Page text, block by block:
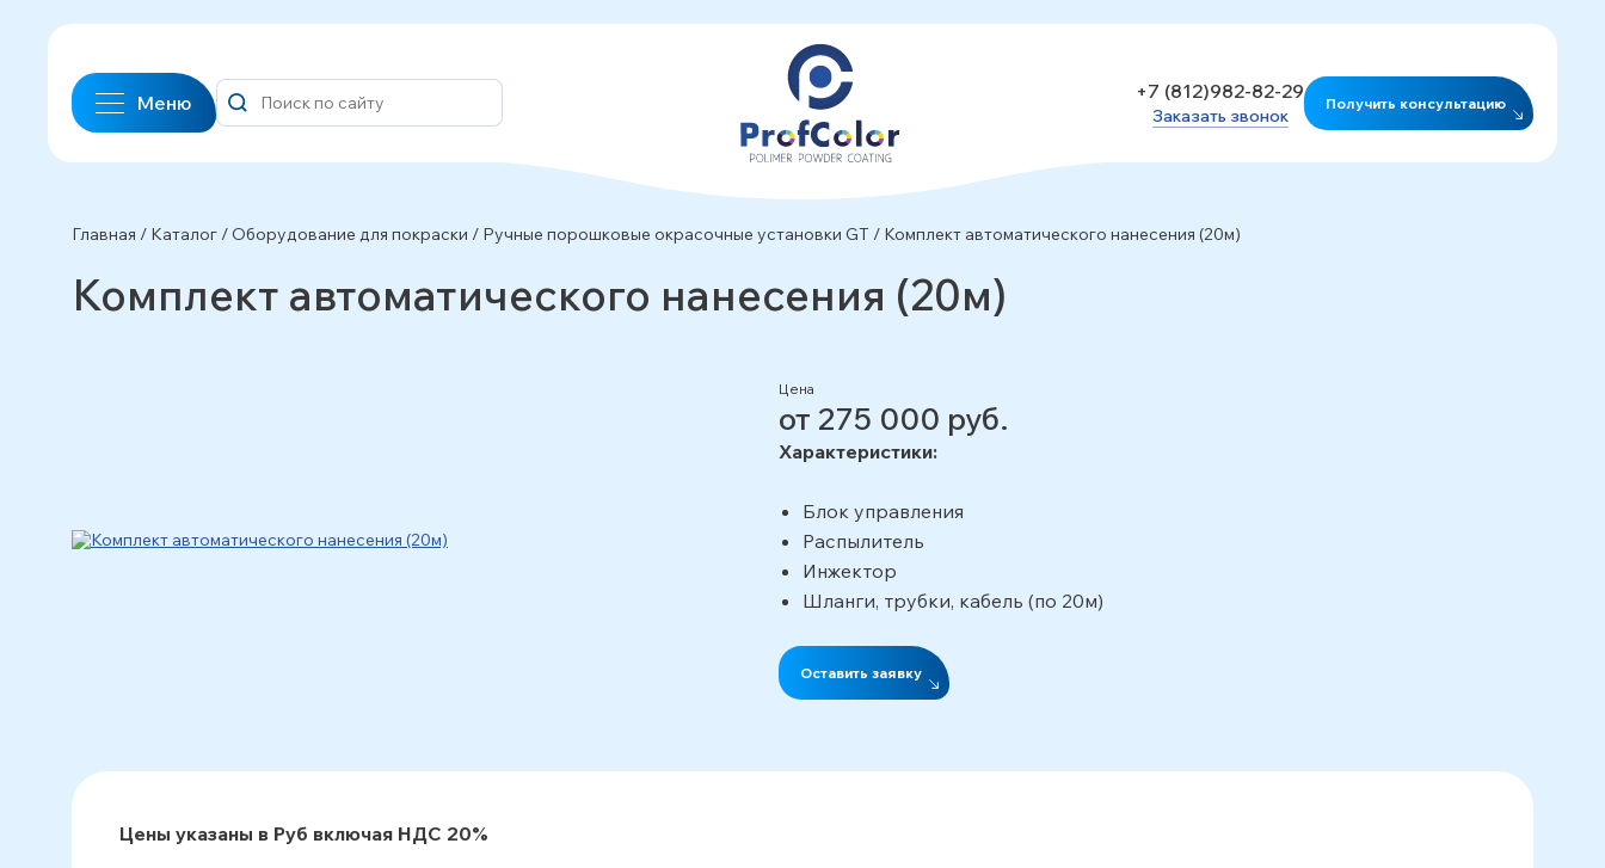
Меню
+7 (812)982-82-29
Заказать звонок
Получить консультацию
Главная / Каталог / Оборудование для покраски / Ручные порошковые окрасочные установки GT / Комплект автоматического нанесения (20м)
Комплект автоматического нанесения (20м)
Цена
от 275 000 руб.
Характеристики:
Блок управления
Распылитель
Инжектор
Шланги, трубки, кабель (по 20м)
Оставить заявку
Цены указаны в Руб включая НДС 20%